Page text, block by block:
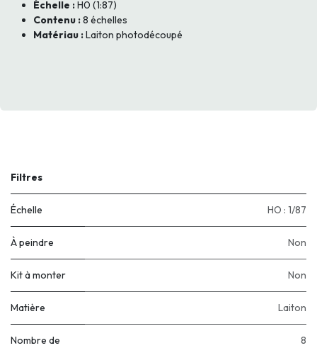
Échelle :H0 (1:87)
Contenu :8 échelles
Matériau :Laiton photodécoupé
Filtres
Échelle HO : 1/87
À peindre Non
Kit à monter Non
Matière Laiton
Nombre de
8